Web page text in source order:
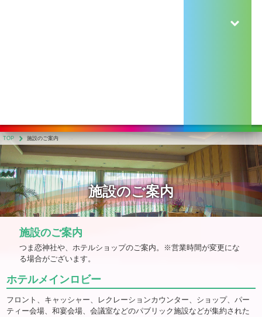
TOP 施設のご案内
施設のご案内
施設のご案内
つま恋神社や、ホテルショップのご案内。
※営業時間が変更にな
る場合がございます。
ホテルメインロビー
フロント、キャッシャー、レクレーションカウンター、ショップ、パー
ティー会場、和宴会場、会議室などのパブリック施設などが集約された